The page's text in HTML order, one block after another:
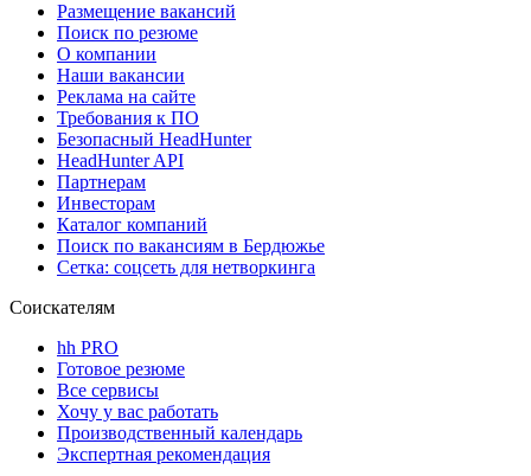
Размещение вакансий
Поиск по резюме
О компании
Наши вакансии
Реклама на сайте
Требования к ПО
Безопасный HeadHunter
HeadHunter API
Партнерам
Инвесторам
Каталог компаний
Поиск по вакансиям в Бердюжье
Сетка: соцсеть для нетворкинга
Соискателям
hh PRO
Готовое резюме
Все сервисы
Хочу у вас работать
Производственный календарь
Экспертная рекомендация